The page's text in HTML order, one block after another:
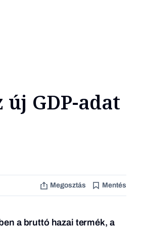
GDP-adat
Megosztás Mentés
a bruttó hazai termék, a